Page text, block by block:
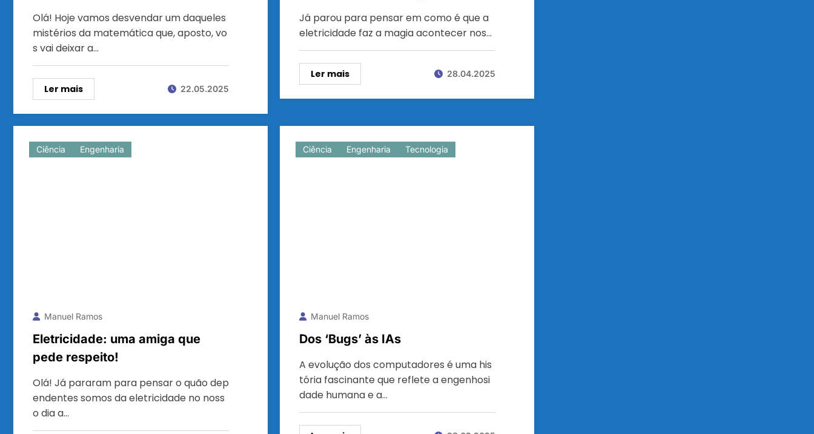
Olá! Hoje vamos desvendar um daqueles
mistérios da matemática que, aposto, vo
s vai deixar a…
Ler mais 22.05.2025
Já parou para pensar em como é que a
eletricidade faz a magia acontecer nos…
Ler mais 28.04.2025
Ciência Engenharia
Manuel Ramos
Eletricidade: uma amiga que
pede respeito!
Olá! Já pararam para pensar o quão dep
endentes somos da eletricidade no noss
o dia a…
Ciência Engenharia Tecnologia
Manuel Ramos
Dos ‘Bugs’ às IAs
A evolução dos computadores é uma his
tória fascinante que reflete a engenhosi
dade humana e a…